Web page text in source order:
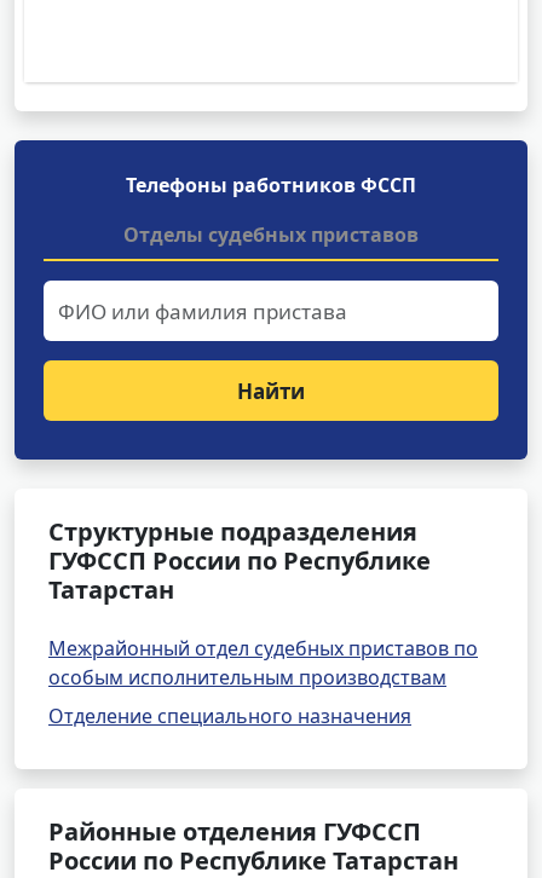
Телефоны работников ФССП
Отделы судебных приставов
Найти
Структурные подразделения
ГУФССП России по Республике
Татарстан
Межрайонный отдел судебных приставов по
особым исполнительным производствам
Отделение специального назначения
Районные отделения ГУФССП
России по Республике Татарстан